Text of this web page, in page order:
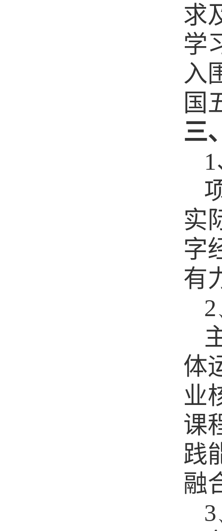
求
学
入
国
三
1
实
字
有
2
体
业
课
践
融
3